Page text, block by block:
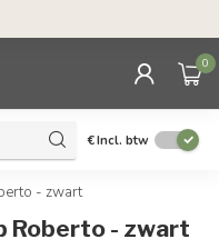
0
€Incl. btw
- zwart
Roberto - zwart